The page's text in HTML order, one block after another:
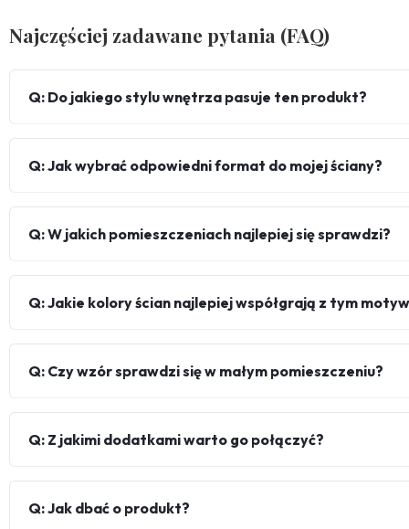
Najczęściej zadawane pytania (FAQ)
Q: Do jakiego stylu wnętrza pasuje ten produkt?
Q: Jak wybrać odpowiedni format do mojej ściany?
Q: W jakich pomieszczeniach najlepiej się sprawdzi?
Q: Jakie kolory ścian najlepiej współgrają z tym
Q: Czy wzór sprawdzi się w małym pomieszczeniu?
Q: Z jakimi dodatkami warto go połączyć?
Q: Jak dbać o produkt?